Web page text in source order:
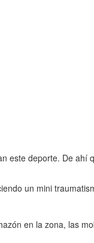
este deporte. De ahí
un mini
en la zona, las